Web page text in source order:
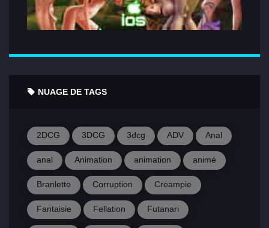
NUAGE DE TAGS
2DCG 3DCG 3dcg ADV Anal
anal Animation animation animé
Branlette Corruption Creampie
Fantaisie Fellation Futanari